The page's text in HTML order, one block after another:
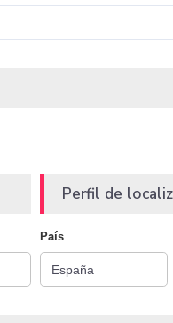
Perfil de
País